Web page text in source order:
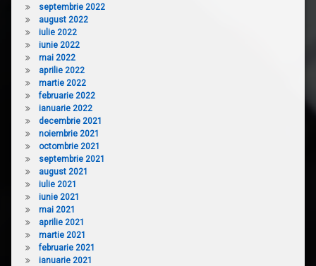
septembrie 2022
august 2022
iulie 2022
iunie 2022
mai 2022
aprilie 2022
martie 2022
februarie 2022
ianuarie 2022
decembrie 2021
noiembrie 2021
octombrie 2021
septembrie 2021
august 2021
iulie 2021
iunie 2021
mai 2021
aprilie 2021
martie 2021
februarie 2021
ianuarie 2021